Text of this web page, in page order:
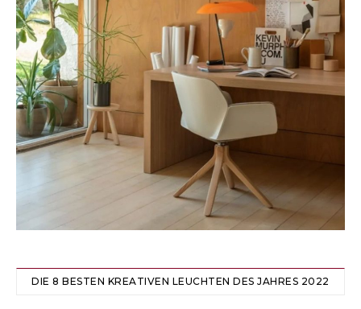
DIE 8 BESTEN KREATIVEN LEUCHTEN DES JAHRES 2022